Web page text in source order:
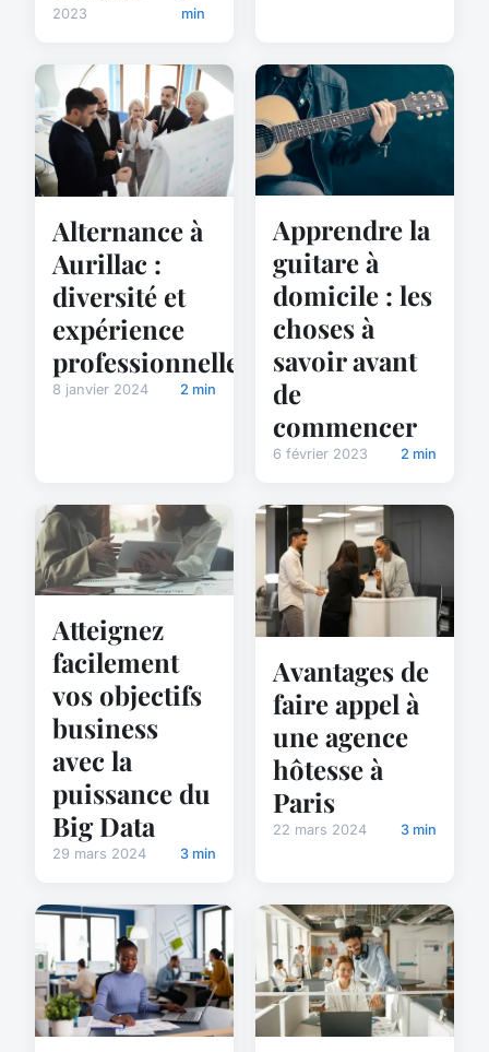
2023
min
Alternance à
Aurillac :
diversité et
expérience
professionnelle
8 janvier 2024 2 min
Apprendre la
guitare à
domicile : les
choses à
savoir avant
de
commencer
6 février 2023 2 min
Atteignez
facilement
vos objectifs
business
avec la
puissance du
Big Data
29 mars 2024 3 min
Avantages de
faire appel à
une agence
hôtesse à
Paris
22 mars 2024 3 min